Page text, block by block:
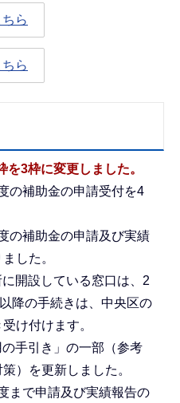
ら
ら
を3枠に変更しました。
の補助金の申請受付を4
の補助金の申請及び実績
した。
開設している窓口は、2
降の手続きは、中央区の
け付けます。
手引き」の一部（参考
）を更新しました。
まで申請及び実績報告の